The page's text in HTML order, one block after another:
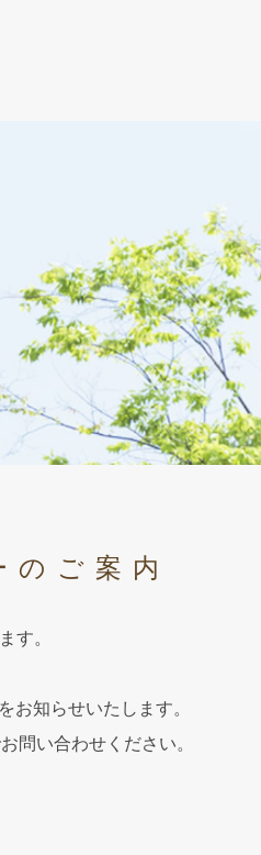
ご案内
す。
お知らせいたします。
問い合わせください。